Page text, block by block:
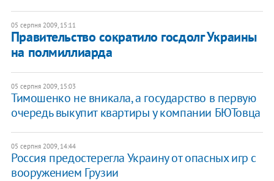
05 серпня 2009, 15:11
Правительство сократило госдолг Украины
на полмиллиарда
05 серпня 2009, 15:03
Тимошенко не вникала, а государство в первую
очередь выкупит квартиры у компании БЮТовца
05 серпня 2009, 14:44
Россия предостерегла Украину от опасных игр с
вооружением Грузии